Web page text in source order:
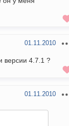
01.11.2010
версии 4.7.1 ?
01.11.2010